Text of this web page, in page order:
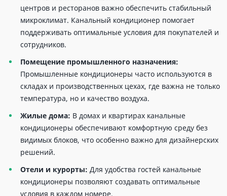
центров и ресторанов важно обеспечить стабильный
микроклимат. Канальный кондиционер помогает
поддерживать оптимальные условия для покупателей и
сотрудников.
Помещение промышленного назначения:
Промышленные кондиционеры часто используются в
складах и производственных цехах, где важна не только
температура, но и качество воздуха.
Жилые дома: В домах и квартирах канальные
кондиционеры обеспечивают комфортную среду без
видимых блоков, что особенно важно для дизайнерских
решений.
Отели и курорты: Для удобства гостей канальные
кондиционеры позволяют создавать оптимальные
условия в каждом номере.